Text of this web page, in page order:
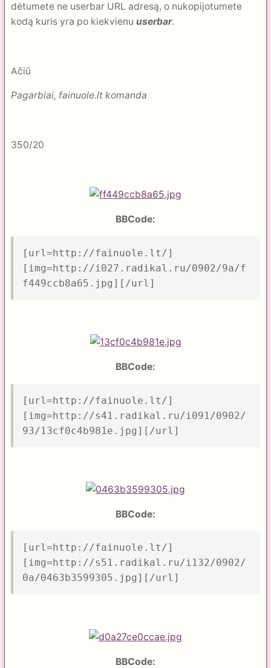
dėtumete ne userbar URL adresą, o nukopijotumete
kodą kuris yra po kiekvienu userbar.
Ačiū
Pagarbiai, fainuole.lt komanda
350/20
BBCode:
[url=http://fainuole.lt/]
[img=http://i027.radikal.ru/0902/9a/f
f449ccb8a65.jpg][/url]
BBCode:
[url=http://fainuole.lt/]
[img=http://s41.radikal.ru/i091/0902/
93/13cf0c4b981e.jpg][/url]
BBCode:
[url=http://fainuole.lt/]
[img=http://s51.radikal.ru/i132/0902/
0a/0463b3599305.jpg][/url]
BBCode: